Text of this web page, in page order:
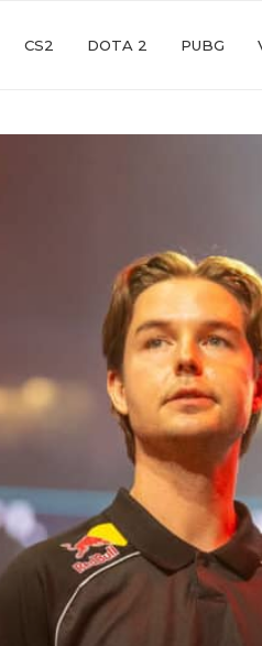
CS2 DOTA 2 PUBG